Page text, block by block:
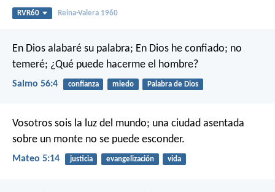
RVR60 Reina-Valera 1960
En Dios alabaré su palabra; En Dios he confiado; no
temeré; ¿Qué puede hacerme el hombre?
Salmo 56:4 confianza miedo Palabra de Dios
Vosotros sois la luz del mundo; una ciudad asentada
sobre un monte no se puede esconder.
Mateo 5:14 justicia evangelización vida